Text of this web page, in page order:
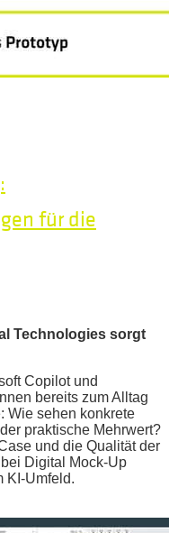
für die
Technologies sorgt
Copilot und
bereits zum Alltag
Wie sehen konkrete
praktische Mehrwert?
und die Qualität der
Digital Mock-Up
KI-Umfeld.